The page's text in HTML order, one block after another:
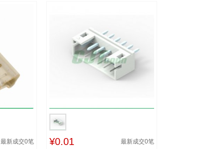
最新成交0笔 ¥0.01 最新成交0笔